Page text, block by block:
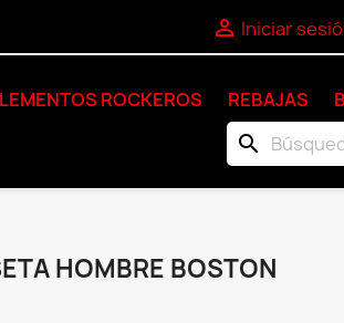
 Iniciar
ROCKEROS REBAJAS
search
HOMBRE BOSTON